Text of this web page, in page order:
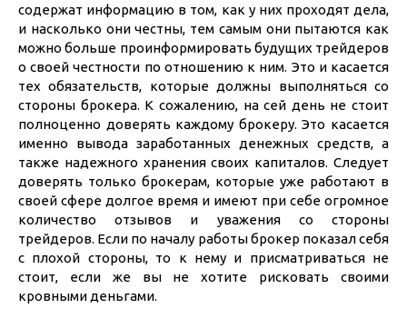
содержат информацию в том, как у них проходят дела,
и насколько они честны, тем самым они пытаются как
можно больше проинформировать будущих трейдеров
о своей честности по отношению к ним. Это и касается
тех обязательств, которые должны выполняться со
стороны брокера. К сожалению, на сей день не стоит
полноценно доверять каждому брокеру. Это касается
именно вывода заработанных денежных средств, а
также надежного хранения своих капиталов. Следует
доверять только брокерам, которые уже работают в
своей сфере долгое время и имеют при себе огромное
количество отзывов и уважения со стороны
трейдеров. Если по началу работы брокер показал себя
с плохой стороны, то к нему и присматриваться не
стоит, если же вы не хотите рисковать своими
кровными деньгами.